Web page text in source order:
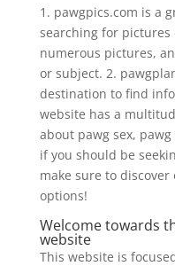
1. pawgpics.com is a
searching for pictures
numerous pictures,
or subject. 2.
destination to find
website has a
about pawg sex,
if you should be
make sure to
options!
Welcome towards
website
This website is